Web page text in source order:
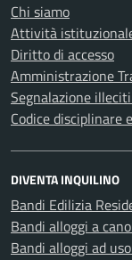
Chi siamo
Attività
Diritto di accesso
Amministrazione
Segnalazione
Codice disciplinare
DIVENTA INQUILINO
Bandi Edilizia
Bandi alloggi a
Bandi alloggi ad